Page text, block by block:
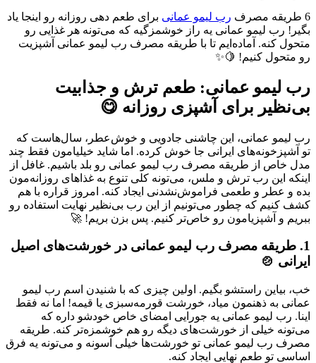
6 طریقه مصرف رب لیمو عمانی برای طعم دهی روزانه رو اینجا یاد
بگیر! رب لیمو عمانی یه راز خوشمزگیه که می‌تونه هر غذایی رو
متحول کنه. آماده‌ایم تا با طریقه مصرف رب لیمو عمانی آشپزیت
رو متحول کنیم! 🍋✨
رب لیمو عمانی: طعم ترش و جذابیت
بی‌نظیر برای آشپزی روزانه 😋
رب لیمو عمانی، این چاشنی جادویی و خوش‌عطر، سال‌هاست که
تو آشپزخونه‌های ایرانی جا خوش کرده. اما شاید خیلیامون فقط چند
مدل خاص از طریقه مصرف رب لیمو عمانی رو بلد باشیم. غافل از
اینکه این رب ترش و ملس، می‌تونه کلی تنوع به غذاهای روزانه‌مون
بده و عطر و طعمی فراموش‌نشدنی ایجاد کنه. امروز قراره با هم
کشف کنیم که چطور می‌تونیم از این رب بی‌نظیر نهایت استفاده رو
ببریم و آشپزیامون رو خاص‌تر کنیم. پس بزن بریم! 🚀
1. طریقه مصرف رب لیمو عمانی در خورشت‌های اصیل
ایرانی 🍲
خب، بیاین راستشو بگیم. اولین چیزی که با شنیدن اسم رب لیمو
عمانی به ذهنمون میاد، خورشت قورمه‌سبزی یا قیمه! اما نه فقط
اینا. رب لیمو عمانی یه جورایی امضای خاص خودشو داره که
می‌تونه خیلی از خورشت‌های دیگه رو هم خوشمزه‌تر کنه. طریقه
مصرف رب لیمو عمانی تو خورشت‌ها خیلی آسونه و می‌تونه یه فرق
اساسی تو طعم نهایی ایجاد کنه.